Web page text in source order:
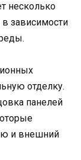
несколько
зависимости
отделку.
панелей
и внешний